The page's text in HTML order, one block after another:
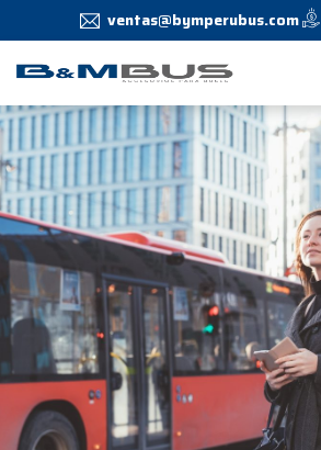
ventas@bymperubus.com